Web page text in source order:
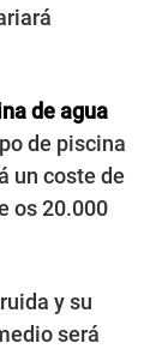
de agua
de piscina
un coste de
os 20.000
y su
será